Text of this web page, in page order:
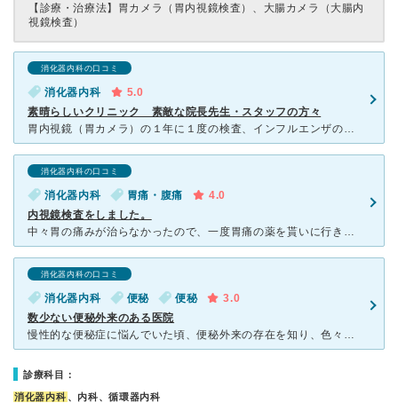
【診療・治療法】 胃カメラ（胃内視鏡検査）、大腸カメラ（大腸内
視鏡検査）
消化器内科の口コミ
消化器内科
5.0
素晴らしいクリニック 素敵な院長先生・スタッフの方々
胃内視鏡（胃カメラ）の１年に１度の検査、インフルエンザの予防接種で、５年程お世話になっております。 胃内視鏡（胃カメラ）は、経口内視鏡（口からの挿入）と経鼻内視鏡（鼻からの挿入）があり、苦痛の少
消化器内科の口コミ
消化器内科 胃痛・腹痛
4.0
内視鏡検査をしました。
中々胃の痛みが治らなかったので、一度胃痛の薬を貰いに行き、その後内視鏡の検査のため再び来院しました。 痛みが苦手なので、鎮痛剤ありで寝たまま検査できる内視鏡検査を選びました。 まったく検査は痛
消化器内科の口コミ
消化器内科 便秘 便秘
3.0
数少ない便秘外来のある医院
慢性的な便秘症に悩んでいた頃、便秘外来の存在を知り、色々情報を仕入れる中で行ったのが本院です。 新宿駅から東口を出て10分ぐらいでしょうか。ヒルトンホテルがある場所の近くになります。 院内は清潔で
診療科目：
消化器内科 、内科、循環器内科